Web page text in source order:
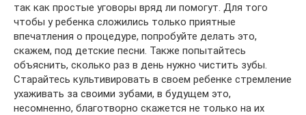
так как простые уговоры вряд ли помогут. Для того
чтобы у ребенка сложились только приятные
впечатления о процедуре, попробуйте делать это,
скажем, под детские песни. Также попытайтесь
объяснить, сколько раз в день нужно чистить зубы.
Старайтесь культивировать в своем ребенке стремление
ухаживать за своими зубами, в будущем это,
несомненно, благотворно скажется не только на их